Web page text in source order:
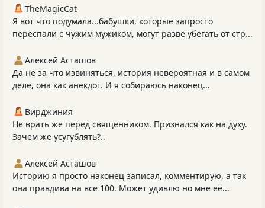
TheMagicCat
Я вот что подумала...бабушки, которые запросто
переспали с чужим мужиком, могут разве убегать от стр...
Алексей Асташов
Да не за что извиняться, история невероятная и в самом
деле, она как анекдот. И я собираюсь наконец...
Вирджиния
Не врать же перед священником. Признался как на духу.
Зачем же усугублять?..
Алексей Асташов
Историю я просто наконец записал, комментирую, а так
она правдива на все 100. Может удивлю но мне её...